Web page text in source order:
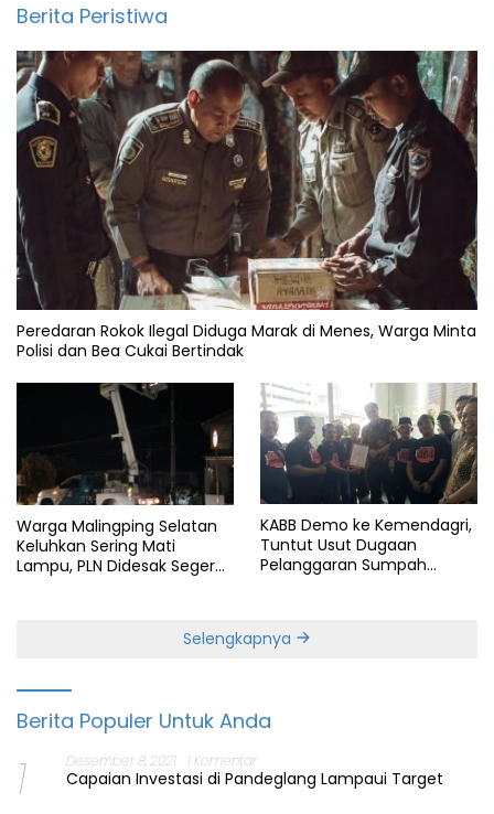
Berita Peristiwa
Peredaran Rokok Ilegal Diduga Marak di Menes, Warga Minta
Polisi dan Bea Cukai Bertindak
Warga Malingping Selatan
Keluhkan Sering Mati
Lampu, PLN Didesak Segera
KABB Demo ke Kemendagri,
Tuntut Usut Dugaan
Pelanggaran Sumpah
Selengkapnya
Berita Populer Untuk Anda
1 Desember 8, 2021 1 Komentar
Capaian Investasi di Pandeglang Lampaui Target